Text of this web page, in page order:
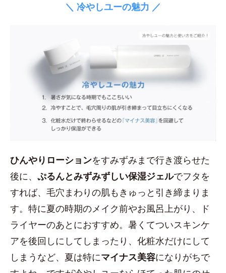
＼ 冷やしユーの魅力 ／
ひんやりローションをすみずみまで行き渡らせた
後に、 ぷるんとみずみずしい保湿ジェルでフタを
すれば、毛穴まわりの肌もきゅっと引き締まりま
す。特に夏の時期のメイク前やお風呂上がり、ド
ライヤーのあとにおすすめ。暑くてついスキンケ
アを後回しにしてしまったり、化粧水だけにして
しまうなど、夏は特にマイナス美容になりがちで